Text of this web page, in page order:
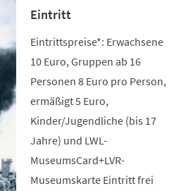
Eintritt
Eintrittspreise*: Erwachsene
10 Euro, Gruppen ab 16
Personen 8 Euro pro Person,
ermäßigt 5 Euro,
Kinder/Jugendliche (bis 17
Jahre) und LWL-
MuseumsCard+LVR-
Museumskarte Eintritt frei